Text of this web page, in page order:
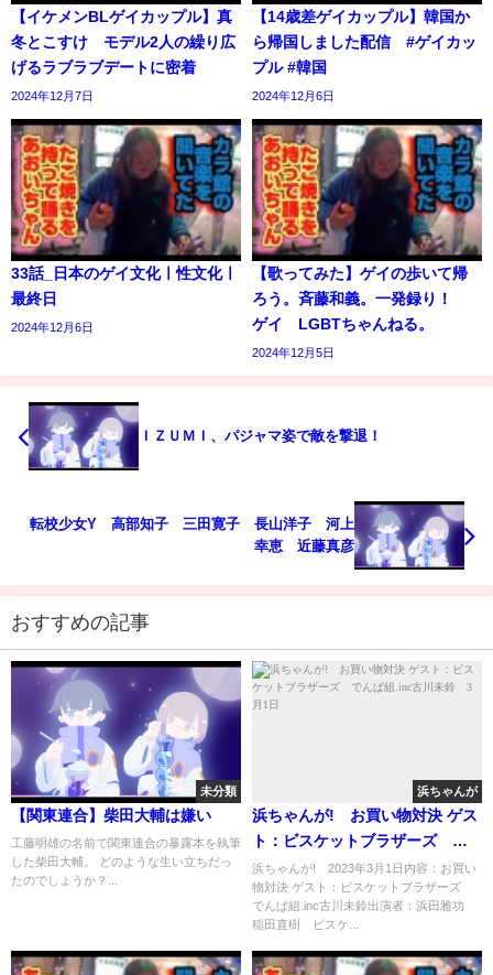
【イケメンBLゲイカップル】真
冬とこすけ モデル2人の繰り広
げるラブラブデートに密着
2024年12月7日
【14歳差ゲイカップル】韓国か
ら帰国しました配信 #ゲイカッ
プル #韓国
2024年12月6日
33話_日本のゲイ文化ㅣ性文化ㅣ
最終日
2024年12月6日
【歌ってみた】ゲイの歩いて帰
ろう。斉藤和義。一発録り！
ゲイ LGBTちゃんねる。
2024年12月5日
ＩＺＵＭＩ、パジャマ姿で敵を撃退！
転校少女Y 高部知子 三田寛子 長山洋子 河上
幸恵 近藤真彦
おすすめの記事
未分類
【関東連合】柴田大輔は嫌い
工藤明雄の名前で関東連合の暴露本を執筆
した柴田大輔。 どのような生い立ちだっ
たのでしょうか？...
浜ちゃんが
浜ちゃんが! お買い物対決 ゲス
ト：ビスケットブラザーズ で
んぱ組.inc古川未鈴 3月1日
浜ちゃんが! 2023年3月1日内容：お買い
物対決 ゲスト：ビスケットブラザーズ
でんぱ組.inc古川未鈴出演者：浜田雅功
稲田直樹 ビスケ...